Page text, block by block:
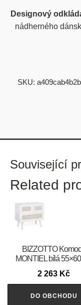
Designový
nádherného
SKU:
Související
Related
BIZZOTTO
MONTIEL bílá
2 263 Kč
DO OBCHODU